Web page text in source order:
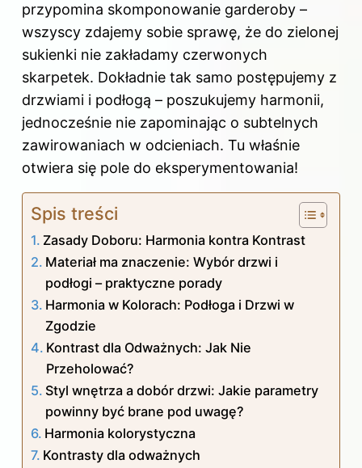
przypomina skomponowanie garderoby –
wszyscy zdajemy sobie sprawę, że do zielonej
sukienki nie zakładamy czerwonych
skarpetek. Dokładnie tak samo postępujemy z
drzwiami i podłogą – poszukujemy harmonii,
jednocześnie nie zapominając o subtelnych
zawirowaniach w odcieniach. Tu właśnie
otwiera się pole do eksperymentowania!
Spis treści
Zasady Doboru: Harmonia kontra Kontrast
Materiał ma znaczenie: Wybór drzwi i
podłogi – praktyczne porady
Harmonia w Kolorach: Podłoga i Drzwi w
Zgodzie
Kontrast dla Odważnych: Jak Nie
Przeholować?
Styl wnętrza a dobór drzwi: Jakie parametry
powinny być brane pod uwagę?
Harmonia kolorystyczna
Kontrasty dla odważnych